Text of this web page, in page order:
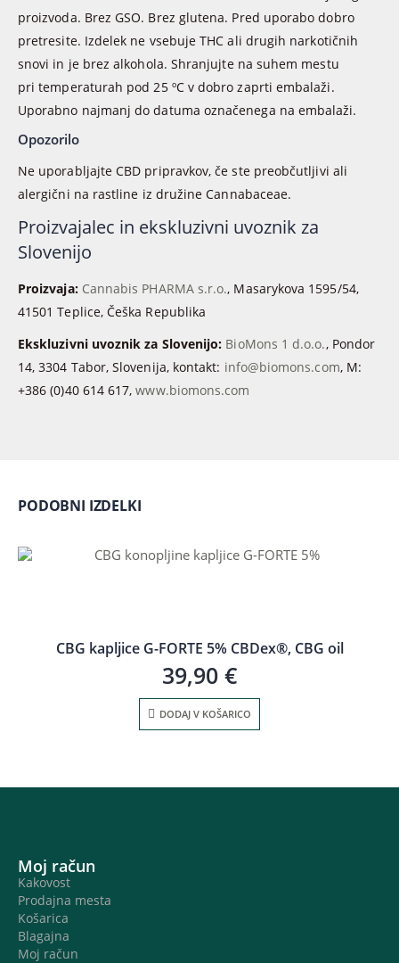
proizvoda. Brez GSO. Brez glutena. Pred uporabo dobro
pretresite. Izdelek ne vsebuje THC ali drugih narkotičnih
snovi in je brez alkohola. Shranjujte na suhem mestu
pri temperaturah pod 25 ºC v dobro zaprti embalaži.
Uporabno najmanj do datuma označenega na embalaži.
Opozorilo
Ne uporabljajte CBD pripravkov, če ste preobčutljivi ali
alergični na rastline iz družine Cannabaceae.
Proizvajalec in ekskluzivni uvoznik za
Slovenijo
Proizvaja: Cannabis PHARMA s.r.o., Masarykova 1595/54,
41501 Teplice, Češka Republika
Ekskluzivni uvoznik za Slovenijo: BioMons 1 d.o.o., Pondor
14, 3304 Tabor, Slovenija, kontakt: info@biomons.com, M:
+386 (0)40 614 617,www.biomons.com
PODOBNI IZDELKI
CBG kapljice G-FORTE 5% CBDex®, CBG oil
39,90 €
DODAJ V KOŠARICO
Moj račun
Kakovost
Prodajna mesta
Košarica
Blagajna
Moj račun